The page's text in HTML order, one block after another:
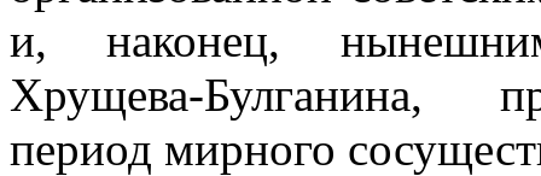
и, наконец,
Хрущева-Булганина,
период мирного